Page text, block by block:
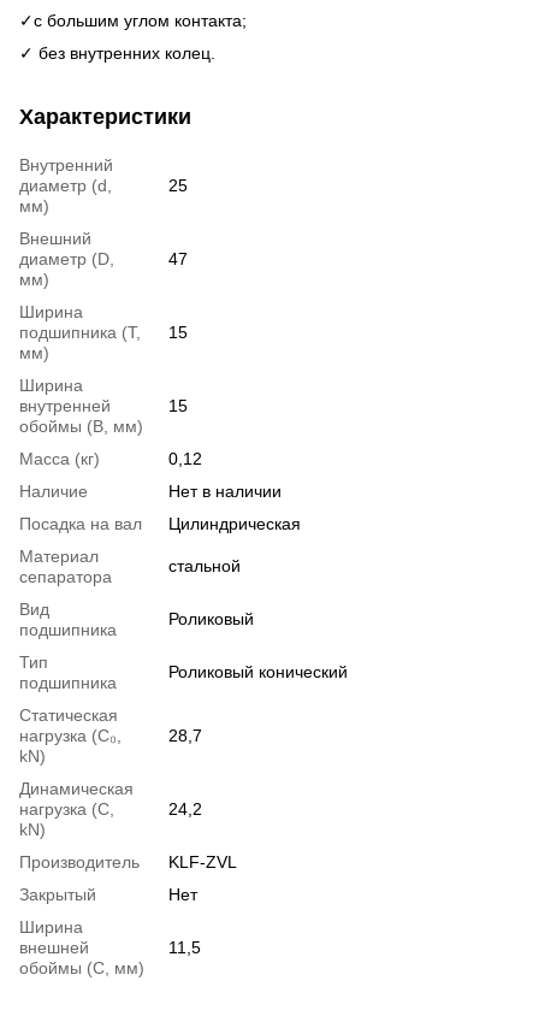
✓c большим углом контакта;
✓ без внутренних колец.
Характеристики
Внутренний
диаметр (d,
мм)
25
Внешний
диаметр (D,
мм)
47
Ширина
подшипника (T,
мм)
15
Ширина
внутренней
обоймы (В, мм)
15
Масса (кг)
0,12
Наличие
Нет в наличии
Посадка на вал
Цилиндрическая
Материал
сепаратора
стальной
Вид
подшипника
Роликовый
Тип
подшипника
Роликовый конический
Статическая
нагрузка (С₀,
kN)
28,7
Динамическая
нагрузка (С,
kN)
24,2
Производитель
KLF-ZVL
Закрытый
Нет
Ширина
внешней
обоймы (С, мм)
11,5